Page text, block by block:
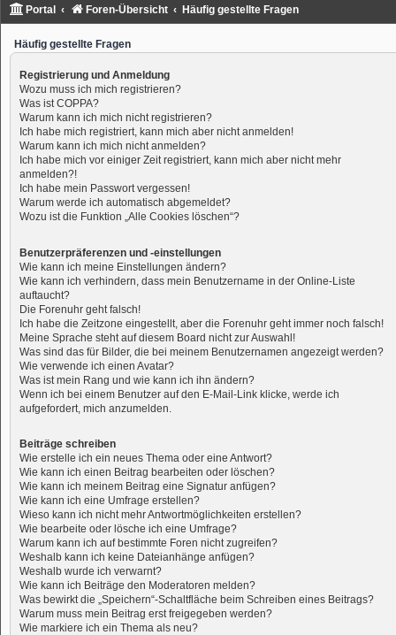
Portal Foren-Übersicht Häufig gestellte Fragen
Häufig gestellte Fragen
Registrierung und Anmeldung
Wozu muss ich mich registrieren?
Was ist COPPA?
Warum kann ich mich nicht registrieren?
Ich habe mich registriert, kann mich aber nicht anmelden!
Warum kann ich mich nicht anmelden?
Ich habe mich vor einiger Zeit registriert, kann mich aber nicht mehr
anmelden?!
Ich habe mein Passwort vergessen!
Warum werde ich automatisch abgemeldet?
Wozu ist die Funktion „Alle Cookies löschen“?
Benutzerpräferenzen und -einstellungen
Wie kann ich meine Einstellungen ändern?
Wie kann ich verhindern, dass mein Benutzername in der Online-Liste
auftaucht?
Die Forenuhr geht falsch!
Ich habe die Zeitzone eingestellt, aber die Forenuhr geht immer noch falsch!
Meine Sprache steht auf diesem Board nicht zur Auswahl!
Was sind das für Bilder, die bei meinem Benutzernamen angezeigt werden?
Wie verwende ich einen Avatar?
Was ist mein Rang und wie kann ich ihn ändern?
Wenn ich bei einem Benutzer auf den E-Mail-Link klicke, werde ich
aufgefordert, mich anzumelden.
Beiträge schreiben
Wie erstelle ich ein neues Thema oder eine Antwort?
Wie kann ich einen Beitrag bearbeiten oder löschen?
Wie kann ich meinem Beitrag eine Signatur anfügen?
Wie kann ich eine Umfrage erstellen?
Wieso kann ich nicht mehr Antwortmöglichkeiten erstellen?
Wie bearbeite oder lösche ich eine Umfrage?
Warum kann ich auf bestimmte Foren nicht zugreifen?
Weshalb kann ich keine Dateianhänge anfügen?
Weshalb wurde ich verwarnt?
Wie kann ich Beiträge den Moderatoren melden?
Was bewirkt die „Speichern“-Schaltfläche beim Schreiben eines Beitrags?
Warum muss mein Beitrag erst freigegeben werden?
Wie markiere ich ein Thema als neu?